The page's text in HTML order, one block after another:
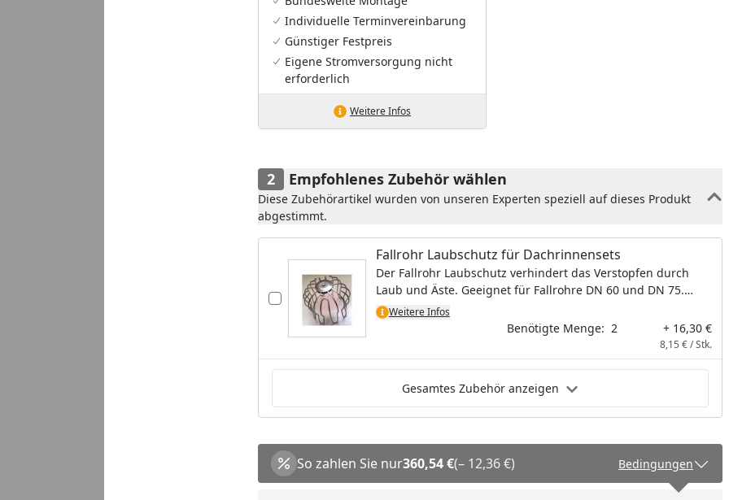
Individuelle Terminvereinbarung
Günstiger Festpreis
Eigene Stromversorgung nicht
erforderlich
Weitere Infos
Empfohlenes Zubehör wählen
Diese Zubehörartikel wurden von unseren Experten speziell auf dieses Produkt
abgestimmt.
Fallrohr Laubschutz für Dachrinnensets
Der Fallrohr Laubschutz verhindert das Verstopfen durch
Laub und Äste. Geeignet für Fallrohre DN 60 und DN 75.
Material: Metall verzinkt
Weitere Infos
Benötigte Menge: 2 + 16,30 €
8,15 € / Stk.
Gesamtes Zubehör anzeigen
So zahlen Sie nur360,54 €(– 12,36 €) Bedingungen